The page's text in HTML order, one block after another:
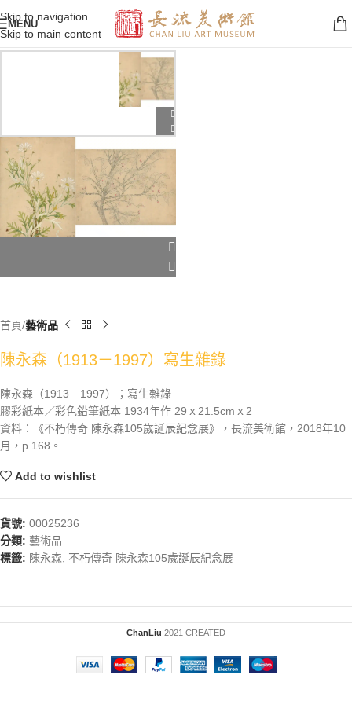
Skip to navigation
Skip to main content
MENU
首頁 藝術品
陳永森（1913－1997）寫生雜錄
陳永森（1913－1997）；寫生雜錄
膠彩紙本／彩色鉛筆紙本 1934年作 29ｘ21.5cmｘ2
資料：《不朽傳奇 陳永森105歲誕辰紀念展》，長流美術館，2018年10
月，p.168。
Add to wishlist
貨號: 00025236
分類: 藝術品
標籤: 陳永森 不朽傳奇 陳永森105歲誕辰紀念展
ChanLiu 2021 CREATED